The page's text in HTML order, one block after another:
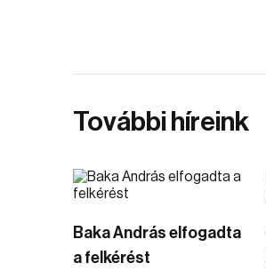
További híreink
Baka András elfogadta
a felkérést